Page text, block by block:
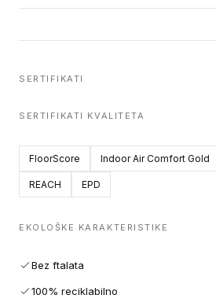
SERTIFIKATI
SERTIFIKATI KVALITETA
FloorScore Indoor Air Comfort Gold
REACH EPD
EKOLOŠKE KARAKTERISTIKE
Bez ftalata
100% reciklabilno